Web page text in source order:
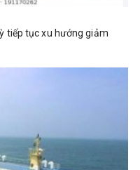
tiếp tục xu hướng giảm